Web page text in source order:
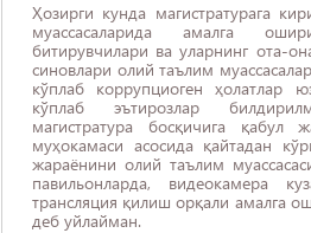
Ҳозирги кунда магистратурага
муассасаларида амалга
битирувчилари ва уларнинг ота-
синовлари олий таълим
кўплаб коррупциоген ҳолатлар
кўплаб эътирозлар
магистратура босқичига қабул
муҳокамаси асосида қайтадан
жараёнини олий таълим
павильонларда, видеокамера
трансляция қилиш орқали амалга
деб уйлайман.